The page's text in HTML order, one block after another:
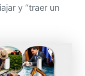
y “traer un